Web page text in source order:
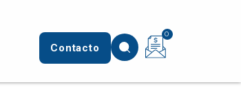
Contacto
0